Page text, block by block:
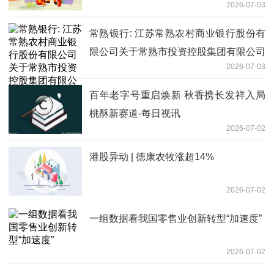
2026-07-03
常熟银行: 江苏常熟农村商业银行股份有
限公司关于常熟市投资控股集团有限公司
2026-07-03
百年老字号重启焕新 秋香携长发祥入局
桃酥新赛道-每日视讯
2026-07-02
港股异动 | 德康农牧涨超14%
2026-07-02
一组数据看我国零售业创新转型“加速度”
2026-07-02